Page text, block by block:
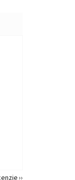
5 hviezdičiek.